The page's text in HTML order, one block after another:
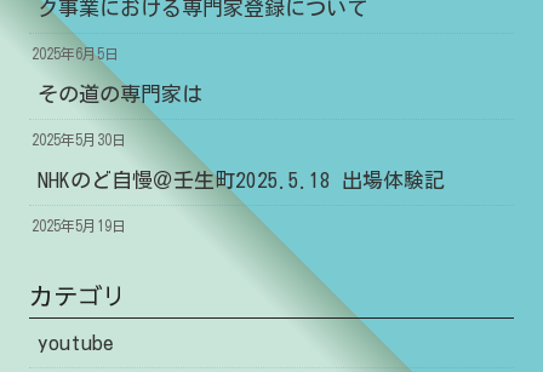
ク事業における専門家登録について
2025年6月5日
その道の専門家は
2025年5月30日
NHKのど自慢＠壬生町2025.5.18 出場体験記
2025年5月19日
カテゴリ
youtube